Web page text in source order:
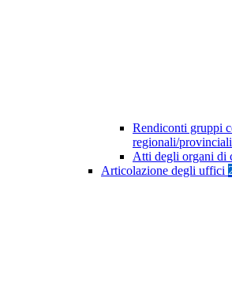
Rendiconti gruppi
regionali/provinciali
Atti degli organi di
Articolazione degli uffici